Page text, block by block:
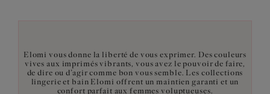
Elomi vous donne la liberté de vous exprimer. Des couleurs
vives aux imprimés vibrants, vous avez le pouvoir de faire,
de dire ou d’agir comme bon vous semble. Les collections
lingerie et bain Elomi offrent un maintien garanti et un
confort parfait aux femmes voluptueuses.